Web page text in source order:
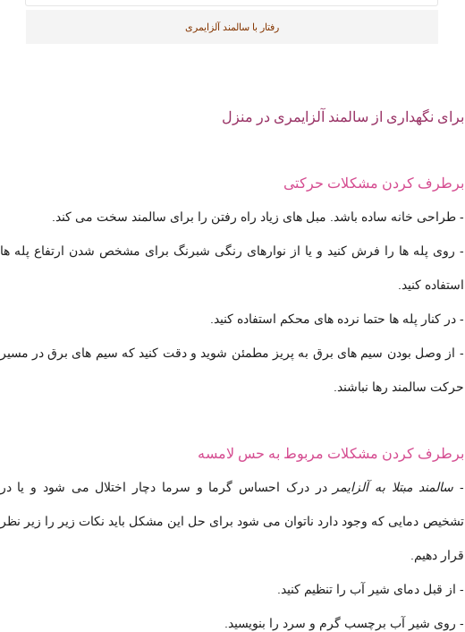
رفتار با سالمند آلزایمری
برای نگهداری از سالمند آلزایمری در منزل
برطرف کردن مشکلات حرکتی
- طراحی خانه ساده باشد. مبل های زیاد راه رفتن را برای سالمند سخت می کند.
- روی پله ها را فرش کنید و یا از نوارهای رنگی شبرنگ برای مشخص شدن ارتفاع پله ها
استفاده کنید.
- در کنار پله ها حتما نرده های محکم استفاده کنید.
- از وصل بودن سیم های برق به پریز مطمئن شوید و دقت کنید که سیم های برق در مسیر
حرکت سالمند رها نباشند.
برطرف کردن مشکلات مربوط به حس لامسه
-سالمند مبتلا به آلزایمر در درک احساس گرما و سرما دچار اختلال می شود و یا در
تشخیص دمایی که وجود دارد ناتوان می شود برای حل این مشکل باید نکات زیر را زیر نظر
قرار دهیم.
- از قبل دمای شیر آب را تنظیم کنید.
- روی شیر آب برچسب گرم و سرد را بنویسید.